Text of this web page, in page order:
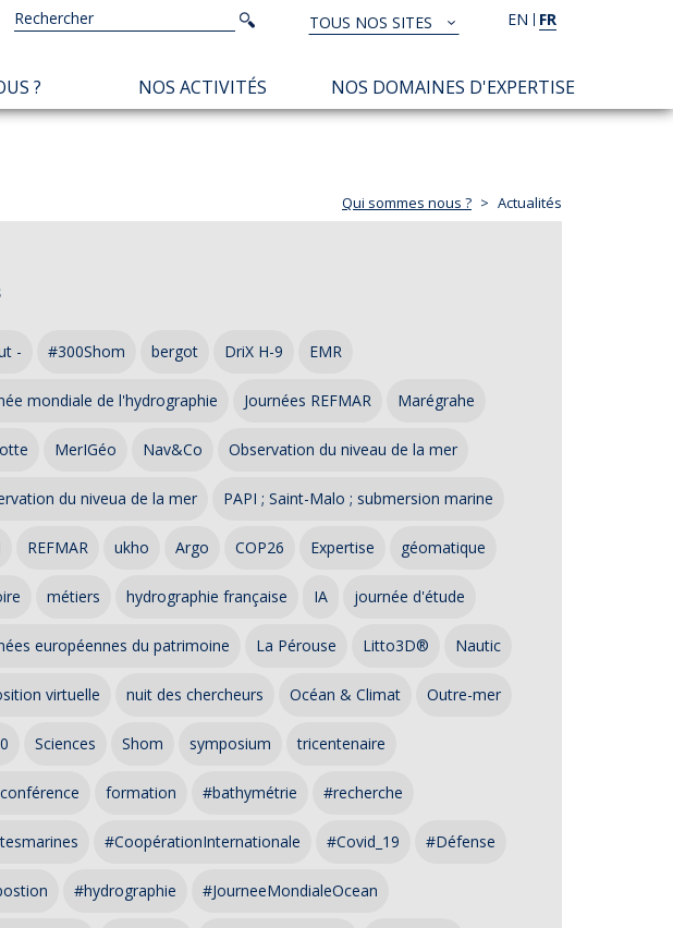
EN FR
TOUS
NOS
SITES
TOUS NOS SITES
Rechercher
Rechercher
? NOS ACTIVITÉS NOS DOMAINES D'EXPERTISE
Qui sommes nous ? Actualités
- #300Shom bergot DriX H-9 EMR
mondiale de l'hydrographie Journées REFMAR Marégrahe
MerIGéo Nav&Co Observation du niveau de la mer
du niveua de la mer PAPI ; Saint-Malo ; submersion marine
REFMAR ukho Argo COP26 Expertise géomatique
métiers hydrographie française IA journée d'étude
européennes du patrimoine La Pérouse Litto3D® Nautic
virtuelle nuit des chercheurs Océan & Climat Outre-mer
Sciences Shom symposium tricentenaire
formation #bathymétrie #recherche
#CoopérationInternationale #Covid_19 #Défense
#hydrographie #JourneeMondialeOcean